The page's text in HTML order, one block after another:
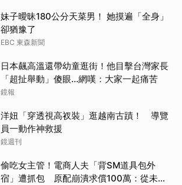
妹子曖昧180公分天菜男！ 她摸遍「全身」
卻猶豫了
EBC 東森新聞
日本飆高溫還帶幼童逛街！他目擊台灣家長
「超扯舉動」傻眼...網嘆：大家一起痛苦
鏡報
洋妞「穿透視高衩裝」逛越南古蹟！ 導覽
員一動作神救援
鏡週刊
偷吃女主管！電商人夫「背SM道具包外
宿」遭抓包 原配崩潰求償100萬：從未用